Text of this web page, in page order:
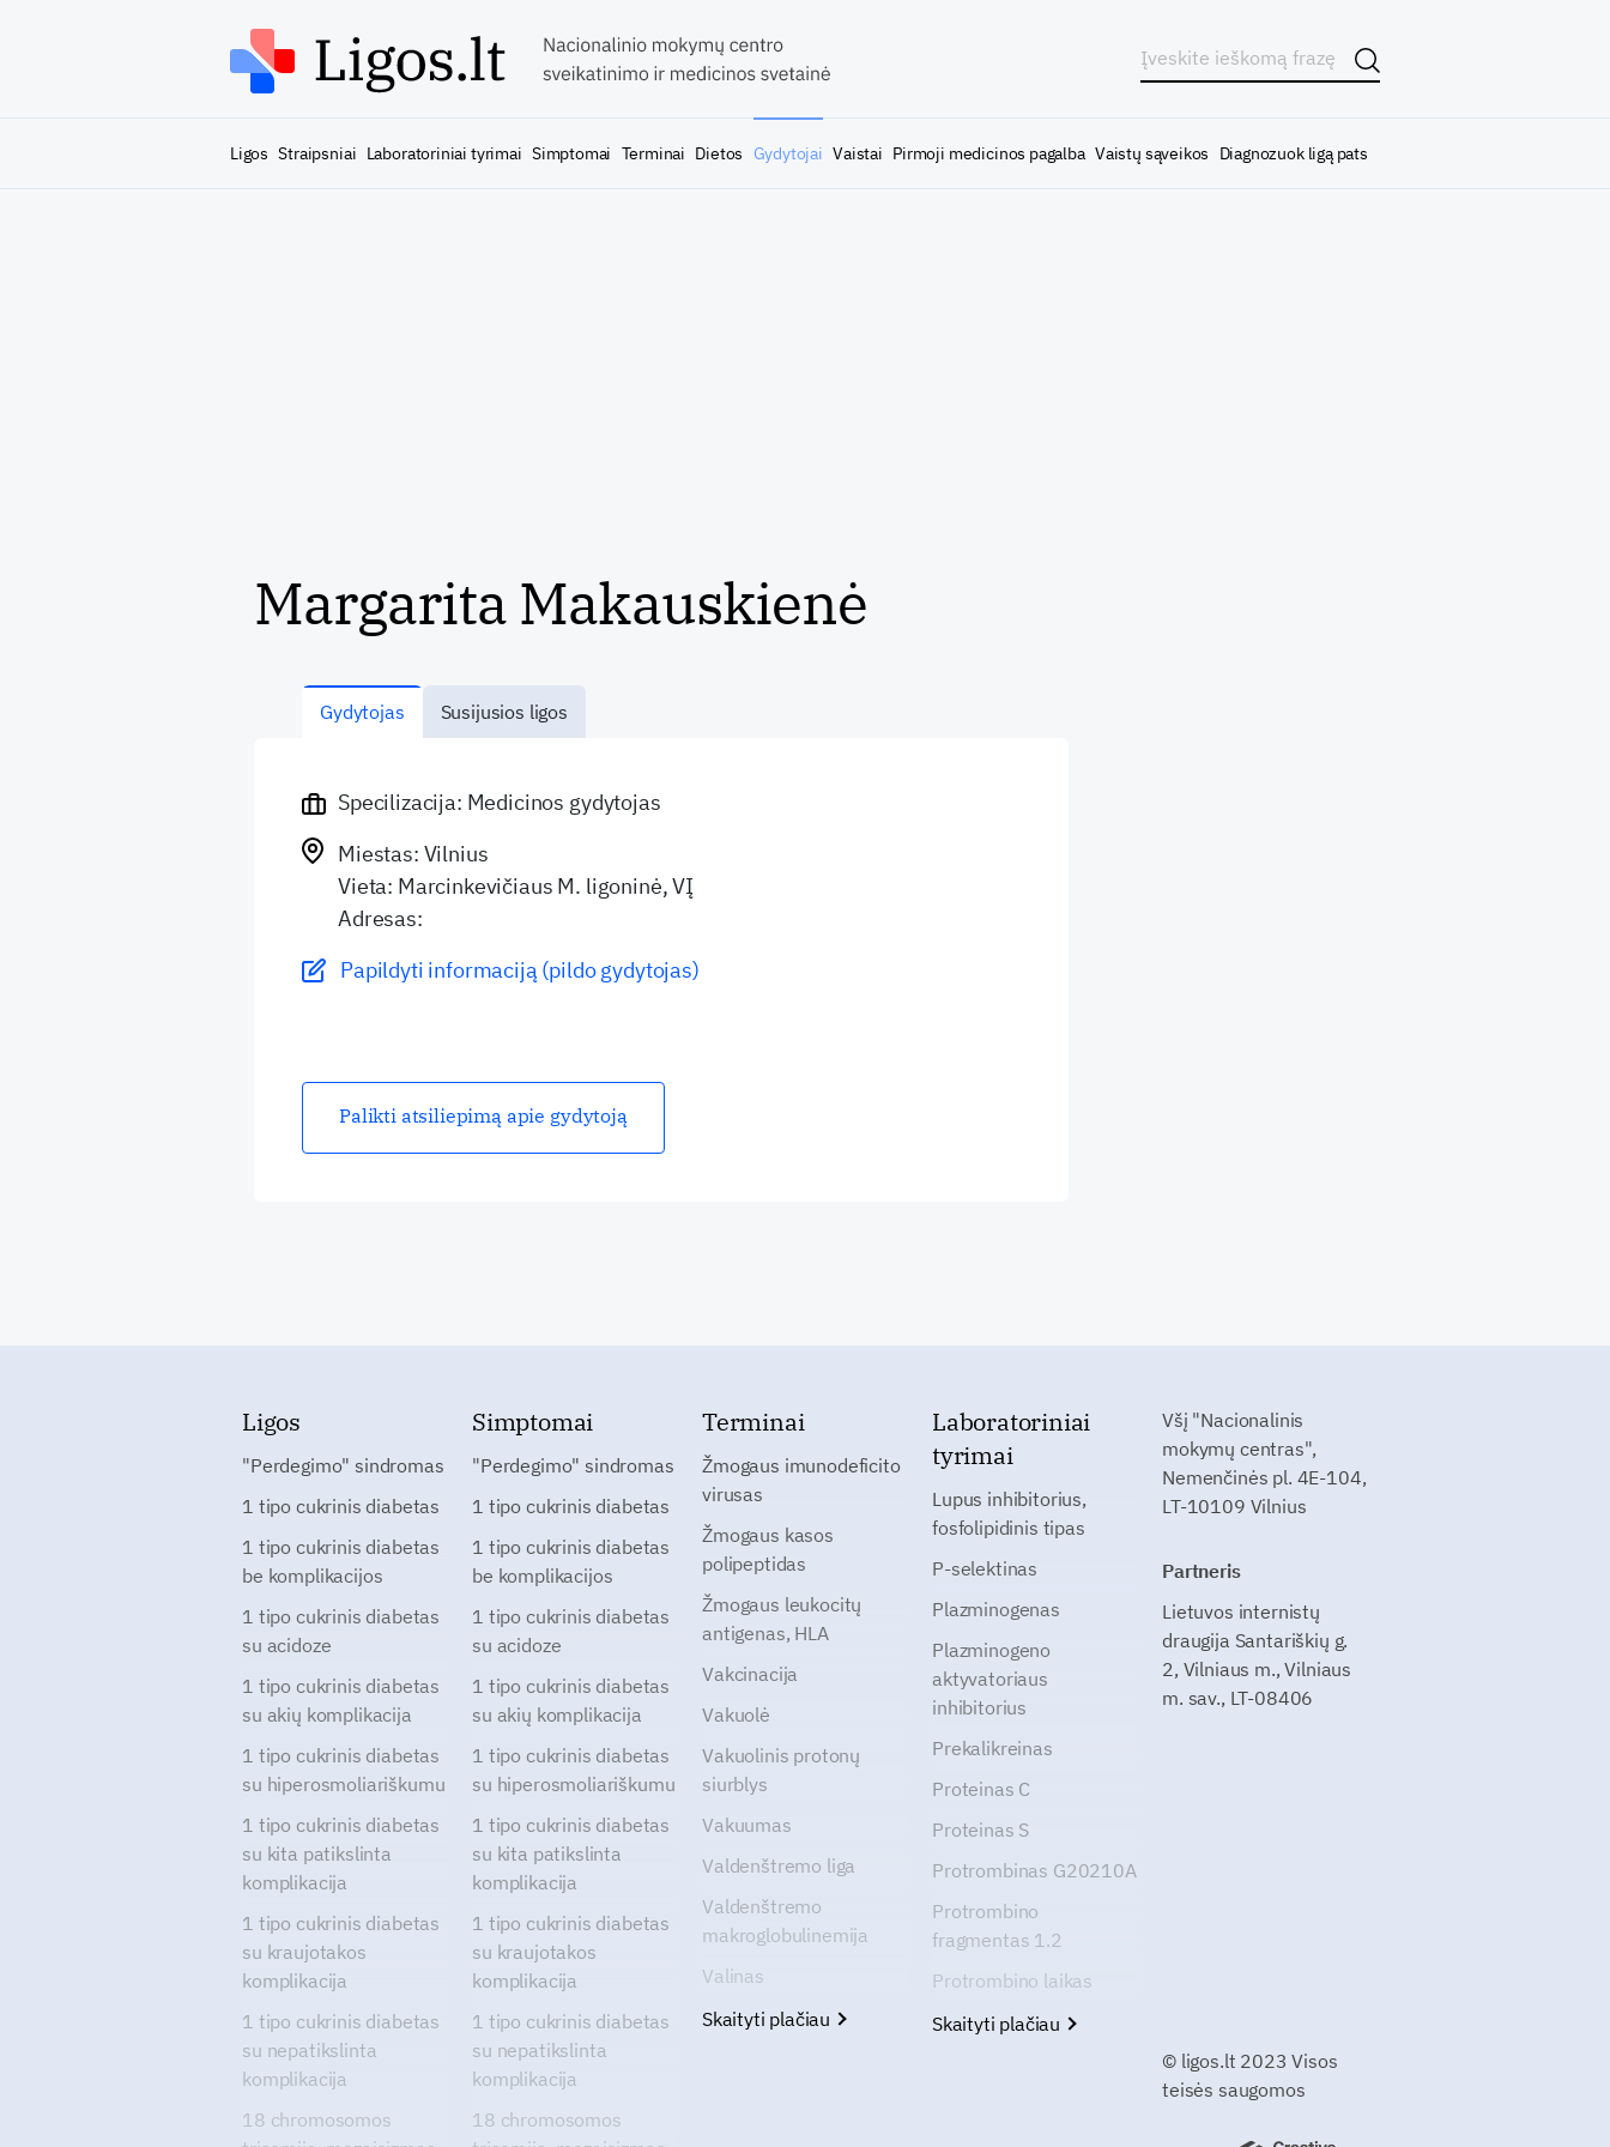
Ligos Straipsniai Laboratoriniai tyrimai Simptomai Terminai Dietos Gydytojai Vaistai Pirmoji medicinos pagalba Vaistų sąveikos Diagnozuok ligą pats
Margarita Makauskienė
Gydytojas Susijusios ligos
Specilizacija: Medicinos gydytojas
Miestas: Vilnius
Vieta: Marcinkevičiaus M. ligoninė, VĮ
Adresas:
Papildyti informaciją (pildo gydytojas)
Palikti atsiliepimą apie gydytoją
Ligos
"Perdegimo" sindromas
1 tipo cukrinis diabetas
1 tipo cukrinis diabetas
be komplikacijos
1 tipo cukrinis diabetas
su acidoze
1 tipo cukrinis diabetas
su akių komplikacija
1 tipo cukrinis diabetas
su hiperosmoliariškumu
1 tipo cukrinis diabetas
su kita patikslinta
komplikacija
1 tipo cukrinis diabetas
su kraujotakos
komplikacija
1 tipo cukrinis diabetas
su nepatikslinta
komplikacija
18 chromosomos
Simptomai
"Perdegimo" sindromas
1 tipo cukrinis diabetas
1 tipo cukrinis diabetas
be komplikacijos
1 tipo cukrinis diabetas
su acidoze
1 tipo cukrinis diabetas
su akių komplikacija
1 tipo cukrinis diabetas
su hiperosmoliariškumu
1 tipo cukrinis diabetas
su kita patikslinta
komplikacija
1 tipo cukrinis diabetas
su kraujotakos
komplikacija
1 tipo cukrinis diabetas
su nepatikslinta
komplikacija
18 chromosomos
Terminai
Žmogaus imunodeficito
virusas
Žmogaus kasos
polipeptidas
Žmogaus leukocitų
antigenas, HLA
Vakcinacija
Vakuolė
Vakuolinis protonų
siurblys
Vakuumas
Valdenštremo liga
Valdenštremo
makroglobulinemija
Valinas
Skaityti plačiau
Laboratoriniai
tyrimai
Lupus inhibitorius,
fosfolipidinis tipas
P-selektinas
Plazminogenas
Plazminogeno
aktyvatoriaus
inhibitorius
Prekalikreinas
Proteinas C
Proteinas S
Protrombinas G20210A
Protrombino
fragmentas 1.2
Protrombino laikas
Skaityti plačiau
Všį "Nacionalinis
mokymų centras",
Nemenčinės pl. 4E-104,
LT-10109 Vilnius
Partneris
Lietuvos internistų
draugija Santariškių g.
2, Vilniaus m., Vilniaus
m. sav., LT-08406
© ligos.lt 2023 Visos
teisės saugomos